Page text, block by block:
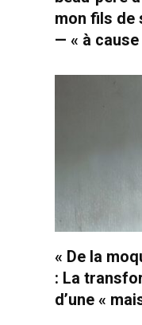
mon fils de
— « à cause
« De la
: La
d’une «